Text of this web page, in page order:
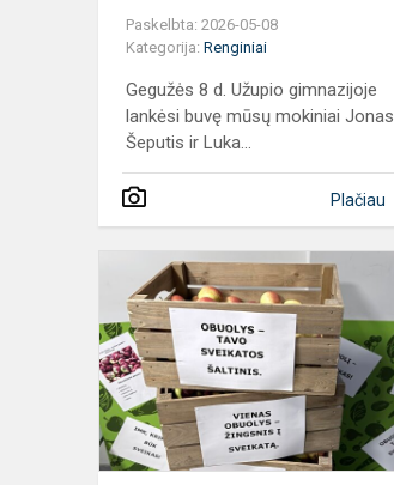
Paskelbta: 2026-05-08
Kategorija: Renginiai
Gegužės 8 d. Užupio gimnazijoje
lankėsi buvę mūsų mokiniai Jonas
Šeputis ir Luka...
Plačiau